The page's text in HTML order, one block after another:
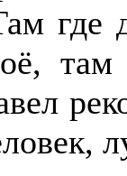
где
там